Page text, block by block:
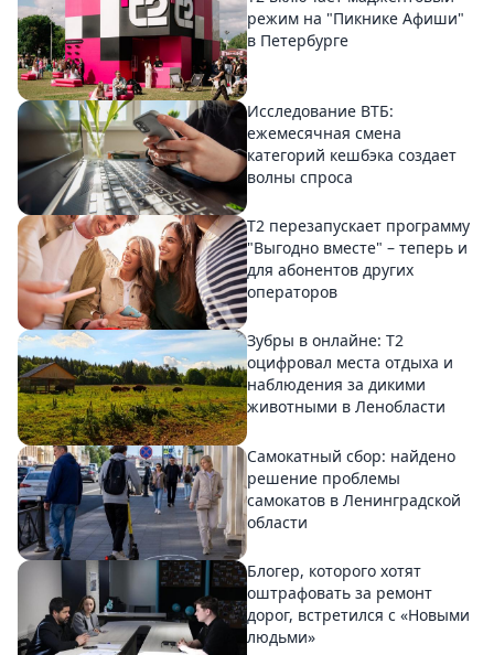
режим на "Пикнике Афиши"
в Петербурге
Исследование ВТБ:
ежемесячная смена
категорий кешбэка создает
волны спроса
Т2 перезапускает программу
"Выгодно вместе" – теперь и
для абонентов других
операторов
Зубры в онлайне: Т2
оцифровал места отдыха и
наблюдения за дикими
животными в Ленобласти
Самокатный сбор: найдено
решение проблемы
самокатов в Ленинградской
области
Блогер, которого хотят
оштрафовать за ремонт
дорог, встретился с «Новыми
людьми»